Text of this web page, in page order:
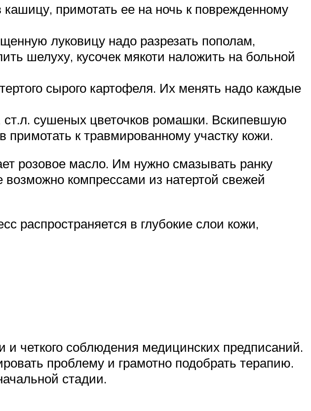
кашицу, примотать ее на ночь к поврежденному
луковицу надо разрезать пополам,
шелуху, кусочек мякоти наложить на больной
сырого картофеля. Их менять надо каждые
сушеных цветочков ромашки. Вскипевшую
примотать к травмированному участку кожи.
розовое масло. Им нужно смазывать ранку
компрессами из натертой свежей
распространяется в глубокие слои кожи,
и четкого соблюдения медицинских предписаний.
проблему и грамотно подобрать терапию.
стадии.